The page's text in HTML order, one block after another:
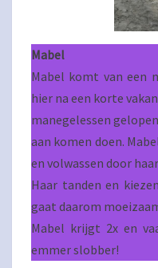
Mabel
Mabel komt van een
hier na een korte
manegelessen
aan komen doen.
en volwassen door
Haar tanden en
gaat daarom
Mabel krijgt 2x en
emmer slobber!